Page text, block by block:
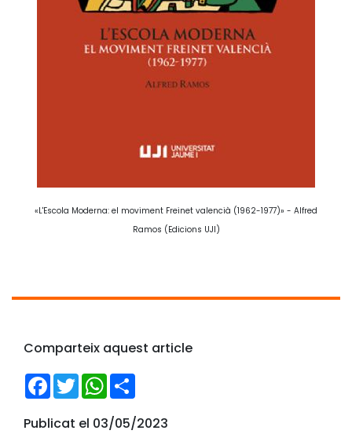
«L'Escola Moderna: el moviment Freinet valencià (1962-1977)» - Alfred
Ramos (Edicions UJI)
Comparteix aquest article
Facebook
TwitterWhatsApp
Publicat el 03/05/2023